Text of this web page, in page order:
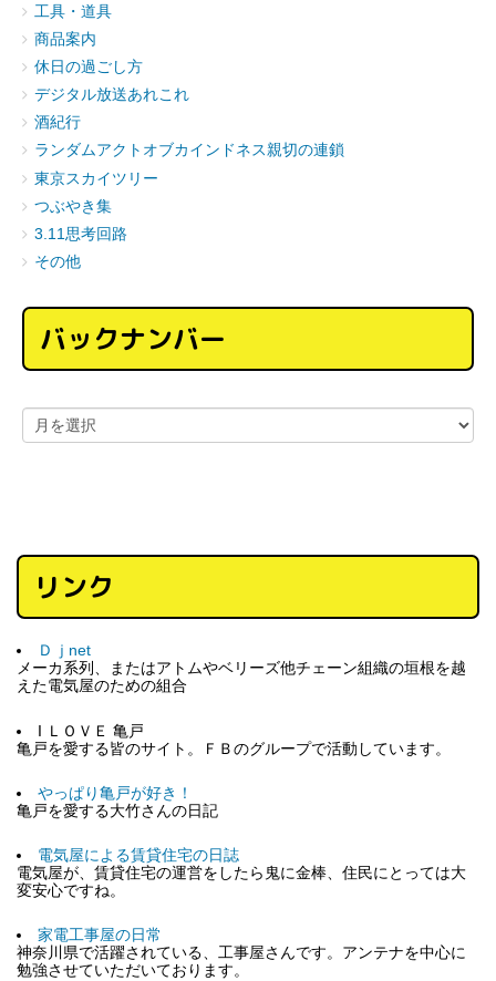
工具・道具
商品案内
休日の過ごし方
デジタル放送あれこれ
酒紀行
ランダムアクトオブカインドネス親切の連鎖
東京スカイツリー
つぶやき集
3.11思考回路
その他
バックナンバー
リンク
Ｄｊnet
メーカ系列、またはアトムやベリーズ他チェーン組織の垣根を越
えた電気屋のための組合
I ＬＯＶＥ 亀戸
亀戸を愛する皆のサイト。ＦＢのグループで活動しています。
やっぱり亀戸が好き！
亀戸を愛する大竹さんの日記
電気屋による賃貸住宅の日誌
電気屋が、賃貸住宅の運営をしたら鬼に金棒、住民にとっては大
変安心ですね。
家電工事屋の日常
神奈川県で活躍されている、工事屋さんです。アンテナを中心に
勉強させていただいております。